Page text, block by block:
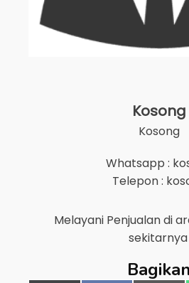
Kosong
Kosong
Whatsapp :
Telepon :
Melayani Penjualan di
sekitarnya
Bagikan